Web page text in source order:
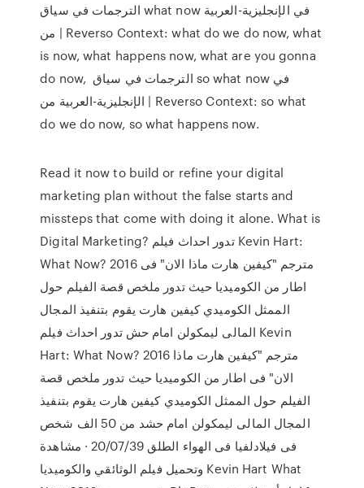
الترجمات في سياق what now في الإنجليزية-العربية
من | Reverso Context: what do we do now, what
is now, what happens now, what are you gonna
do now, الترجمات في سياق so what now في
الإنجليزية-العربية من | Reverso Context: so what
do we do now, so what happens now.
Read it now to build or refine your digital
marketing plan without the false starts and
missteps that come with doing it alone. What is
Digital Marketing? تدور احداث فيلم Kevin Hart:
What Now? 2016 مترجم "كيفين هارت ماذا الان" فى
اطار من الكوميديا حيث تدور ملخص قصة الفيلم حول
الممثل الكوميدي كيفين هارت يقوم بتنفيذ المجال
المالى ليمكولن امام حش تدور احداث فيلم Kevin
Hart: What Now? 2016 مترجم "كيفين هارت ماذا
الان" فى اطار من الكوميديا حيث تدور ملخص قصة
الفيلم حول الممثل الكوميدي كيفين هارت يقوم بتنفيذ
المجال المالى ليمكولن امام حشد من 50 الف شخص
فى فيلادلفيا فى الهواء الطلق 20/07/39 · مشاهدة
وتحميل فيلم الوثائقي والكوميديا Kevin Hart What